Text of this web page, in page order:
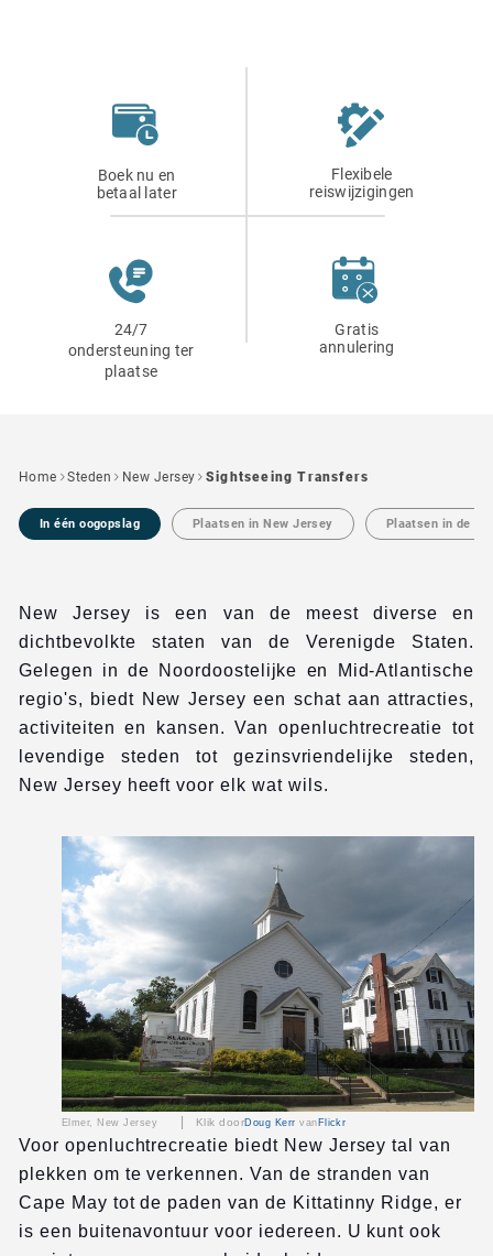
Boek nu en
betaal later
Flexibele
reiswijzigingen
Gratis
annulering
24/7
ondersteuning ter
plaatse
Home Steden New Jersey Sightseeing Transfers
In één oogopslag Plaatsen in New Jersey Plaatsen in de
New Jersey is een van de meest diverse en
dichtbevolkte staten van de Verenigde Staten.
Gelegen in de Noordoostelijke en Mid-Atlantische
regio's, biedt New Jersey een schat aan attracties,
activiteiten en kansen. Van openluchtrecreatie tot
levendige steden tot gezinsvriendelijke steden,
New Jersey heeft voor elk wat wils.
Elmer, New Jersey Klik doorDoug Kerr van Flickr
Voor openluchtrecreatie biedt New Jersey tal van
plekken om te verkennen. Van de stranden van
Cape May tot de paden van de Kittatinny Ridge, er
is een buitenavontuur voor iedereen. U kunt ook